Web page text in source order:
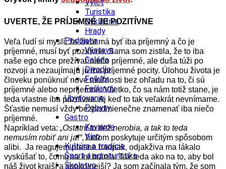
Výlet
Turistika
Cyklistika
Hrady
Podujatia
Výstava
Galéria
Divadlo
Folklór
Fašiangy
Ubytovanie
Pobyty
Gastro
Kaviarne
Víno
Kultúra a tradície
Šport a agroturistika
Školstvo
UVERTE, ŽE PRÍJEMNÉ JE POZITÍVNE
Veľa ľudí si myslí, že život má byť iba príjemný a čo je
príjemné, musí byť pozitívne. Sama som zistila, že to iba
naše ego chce prežívať niečo príjemné, ale duša túži po
rozvoji a nezaujímajú ju iba príjemné pocity. Úlohou života je
človeku ponúknuť nové možnosti bez ohľadu na to, či sú
príjemné alebo nepríjemné. Všetko, čo sa nám totiž stane, je
teda vlastne iba pozitívne. Aj keď to tak veľakrát nevnímame.
Šťastie nemusí vždy bezpodmienečne znamenať iba niečo
príjemné.
Napríklad veta: „Ostatní to tiež nerobia, a tak to teda
nemusím robiť ani ja!“, ľuďom poskytuje určitým spôsobom
alibi. Ja reagujem presne naopak, odjakživa ma lákalo
vyskúšať to, čomu sa iní bránia. Tak teda ako na to, aby bol
náš život krajší a spokojnejší? Ja som začínala tým, že som